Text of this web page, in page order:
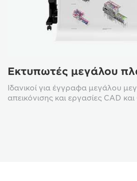
Εκτυπωτές μεγάλου
Ιδανικοί για έγγραφα μεγάλου
απεικόνισης και εργασίες CAD και